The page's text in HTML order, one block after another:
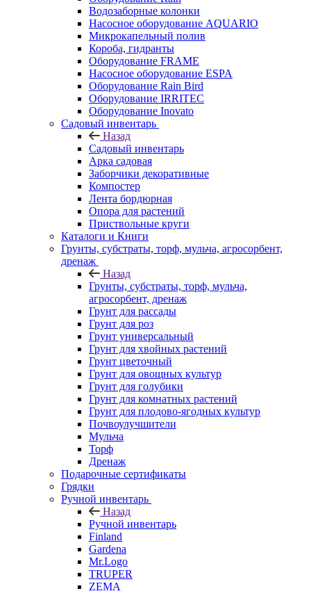
Водозаборные колонки
Насосное оборудование AQUARIO
Микрокапельный полив
Короба, гидранты
Оборудование FRAME
Насосное оборудование ESPA
Оборудование Rain Bird
Оборудование IRRITEC
Оборудование Inovato
Садовый инвентарь
Назад
Садовый инвентарь
Арка садовая
Заборчики декоративные
Компостер
Лента бордюрная
Опора для растений
Приствольные круги
Каталоги и Книги
Грунты, субстраты, торф, мульча, агросорбент,
дренаж
Назад
Грунты, субстраты, торф, мульча,
агросорбент, дренаж
Грунт для рассады
Грунт для роз
Грунт универсальный
Грунт для хвойных растений
Грунт цветочный
Грунт для овощных культур
Грунт для голубики
Грунт для комнатных растений
Грунт для плодово-ягодных культур
Почвоулучшители
Мульча
Торф
Дренаж
Подарочные сертификаты
Грядки
Ручной инвентарь
Назад
Ручной инвентарь
Finland
Gardena
Mr.Logo
TRUPER
ZEMA